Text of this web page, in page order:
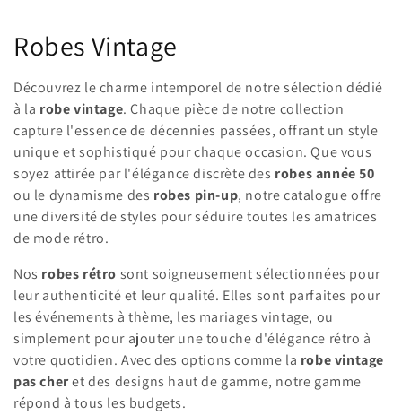
C
o
l
l
e
c
t
i
o
n
:
Robes Vintage
Découvrez le charme intemporel de notre sélection dédié
à la robe vintage. Chaque pièce de notre collection
capture l'essence de décennies passées, offrant un style
unique et sophistiqué pour chaque occasion. Que vous
soyez attirée par l'élégance discrète des robes année 50
ou le dynamisme des robes pin-up, notre catalogue offre
une diversité de styles pour séduire toutes les amatrices
de mode rétro.
Nos robes rétro sont soigneusement sélectionnées pour
leur authenticité et leur qualité. Elles sont parfaites pour
les événements à thème, les mariages vintage, ou
simplement pour ajouter une touche d'élégance rétro à
votre quotidien. Avec des options comme la robe vintage
pas cheret des designs haut de gamme, notre gamme
répond à tous les budgets.